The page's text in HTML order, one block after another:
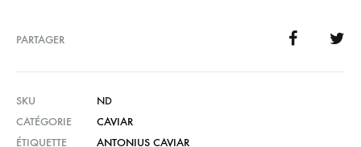
PARTAGER
SKU
ND
CATÉGORIE
CAVIAR
ÉTIQUETTE
ANTONIUS CAVIAR